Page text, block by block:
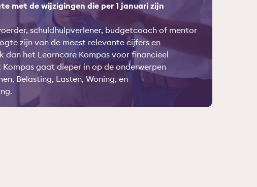
met de wijzigingen die per 1 januari zijn
schuldhulpverlener, budgetcoach of mentor
zijn van de meest relevante cijfers en
dan het Learncare Kompas voor financieel
Kompas gaat dieper in op de onderwerpen
Belasting, Lasten, Woning, en